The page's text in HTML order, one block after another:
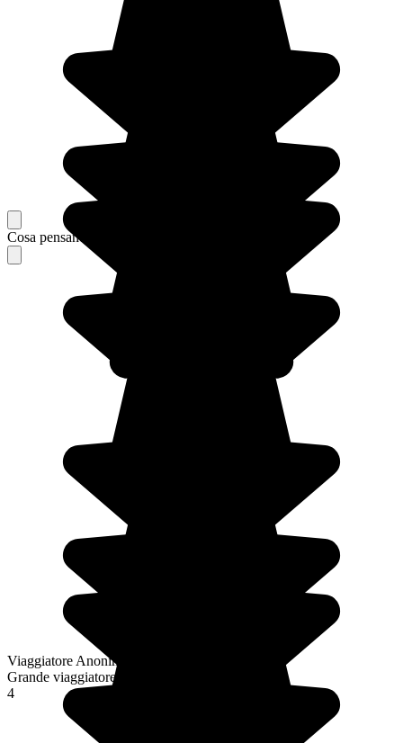
Cosa pensano i nostri viaggiatori del loro soggiorno
Viaggiatore Anonimo
Grande viaggiatore
4